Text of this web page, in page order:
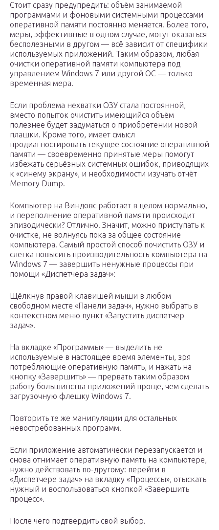
Стоит сразу предупредить: объём занимаемой
программами и фоновыми системными процессами
оперативной памяти постоянно меняется. Более того,
меры, эффективные в одном случае, могут оказаться
бесполезными в другом — всё зависит от специфики
используемых приложений. Таким образом, любая
очистки оперативной памяти компьютера под
управлением Windows 7 или другой ОС — только
временная мера.
Если проблема нехватки ОЗУ стала постоянной,
вместо попыток очистить имеющийся объём
полезнее будет задуматься о приобретении новой
плашки. Кроме того, имеет смысл
продиагностировать текущее состояние оперативной
памяти — своевременно принятые меры помогут
избежать серьёзных системных ошибок, приводящих
к «синему экрану», и необходимости изучать отчёт
Memory Dump.
Компьютер на Виндовс работает в целом нормально,
и переполнение оперативной памяти происходит
эпизодически? Отлично! Значит, можно приступать к
очистке, не волнуясь пока за общее состояние
компьютера. Самый простой способ почистить ОЗУ и
слегка повысить производительность компьютера на
Windows 7 — завершить ненужные процессы при
помощи «Диспетчера задач»:
Щёлкнув правой клавишей мыши в любом
свободном месте «Панели задач», нужно выбрать в
контекстном меню пункт «Запустить диспетчер
задач».
На вкладке «Программы» — выделить не
используемые в настоящее время элементы, зря
потребляющие оперативную память, и нажать на
кнопку «Завершить» — прервать таким образом
работу большинства приложений проще, чем сделать
загрузочную флешку Windows 7.
Повторить те же манипуляции для остальных
невостребованных программ.
Если приложение автоматически перезапускается и
снова отнимает оперативную память на компьютере,
нужно действовать по-другому: перейти в
«Диспетчере задач» на вкладку «Процессы», отыскать
нужный и воспользоваться кнопкой «Завершить
процесс».
После чего подтвердить свой выбор.